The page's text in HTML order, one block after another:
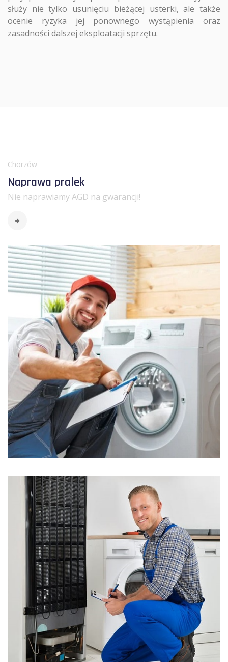
służy nie tylko usunięciu bieżącej usterki, ale także
ocenie ryzyka jej ponownego wystąpienia oraz
zasadności dalszej eksploatacji sprzętu.
Chorzów
Naprawa pralek
Nie naprawiamy AGD na gwarancji!